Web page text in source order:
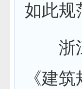
如此规
浙江
《建